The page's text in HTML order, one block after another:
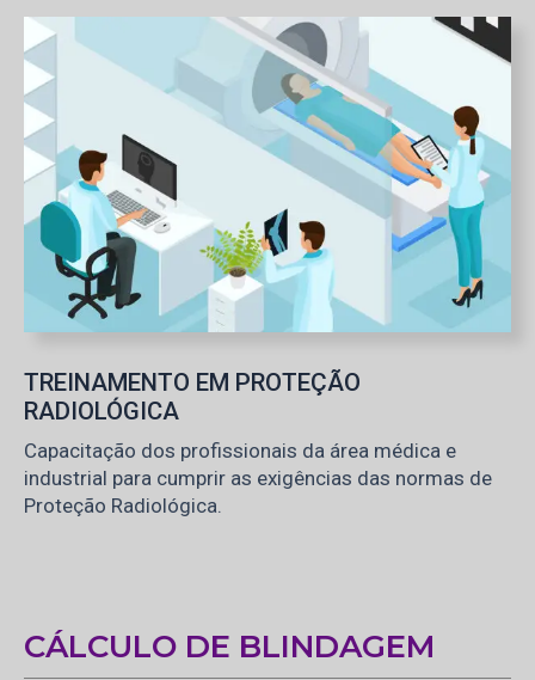
TREINAMENTO EM PROTEÇÃO
RADIOLÓGICA
Capacitação dos profissionais da área médica e
industrial para cumprir as exigências das normas de
Proteção Radiológica.
CÁLCULO DE BLINDAGEM